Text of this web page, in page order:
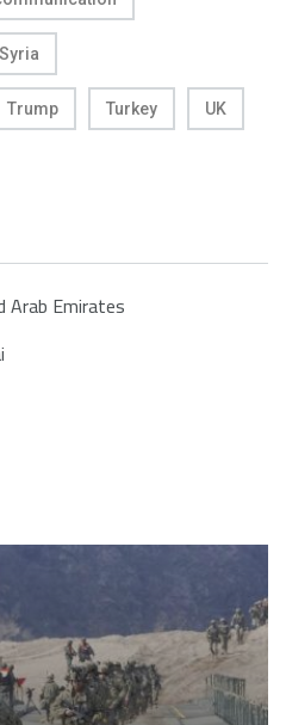
Syria
Trump Turkey UK
Arab Emirates